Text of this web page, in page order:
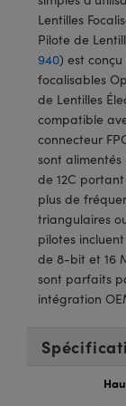
ou Coupleurs
de Poche ou à
:
pour
: Caméras
Optiques
Labs™
Gratings™
Lentilles
Pilote de
940) est
focalisables
de Lentilles
compatible
connecteur
sont
de 12C
plus de
triangulaires
pilotes
de 8-bit et 16
sont parfaits
intégration